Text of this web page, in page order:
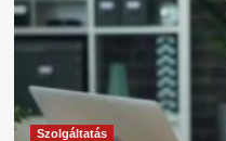
Szolgáltatás